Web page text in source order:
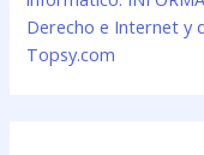
Derecho e Internet y
Topsy.com